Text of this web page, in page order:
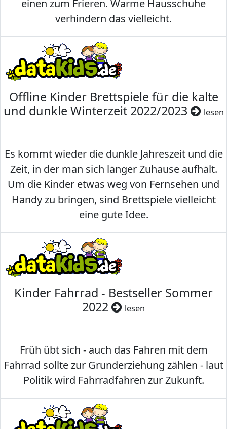
einen zum Frieren. Warme Hausschuhe
verhindern das vielleicht.
Offline Kinder Brettspiele für die kalte
und dunkle Winterzeit 2022/2023
lesen
Es kommt wieder die dunkle Jahreszeit und die
Zeit, in der man sich länger Zuhause aufhält.
Um die Kinder etwas weg von Fernsehen und
Handy zu bringen, sind Brettspiele vielleicht
eine gute Idee.
Kinder Fahrrad - Bestseller Sommer
2022
lesen
Früh übt sich - auch das Fahren mit dem
Fahrrad sollte zur Grunderziehung zählen - laut
Politik wird Fahrradfahren zur Zukunft.